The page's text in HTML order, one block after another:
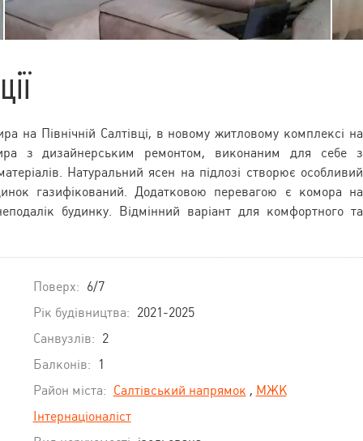
на Північній Салтівці, в новому житловому комплексі на
з дизайнерським ремонтом, виконаним для себе з
Натуральний ясен на підлозі створює особливий
газифікований. Додатковою перевагою є комора на
будинку. Відмінний варіант для комфортного та
Поверх: 6/7
Рік будівництва: 2021-2025
Санвузлів: 2
Балконів:
1
Район міста: Салтівський напрямок , МЖК
Інтернаціоналіст